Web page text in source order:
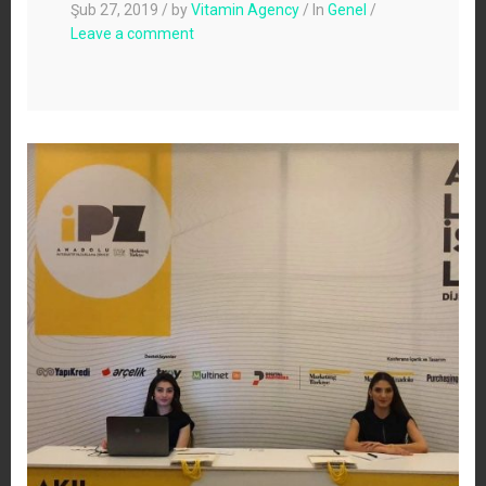
Şub 27, 2019 / byVitamin Agency/ In Genel /
Leave a comment